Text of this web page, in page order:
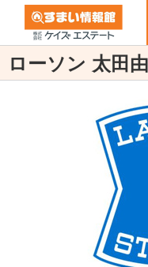
ローソン 太田